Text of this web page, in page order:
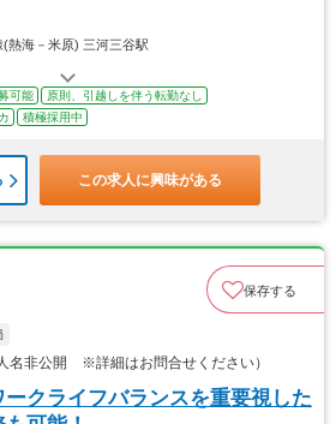
(熱海－米原) 三河三谷駅
可能
原則、引越しを伴う転勤なし
積極採用中
この求人に興味がある
保存する
名非公開 ※詳細はお問合せください）
ークライフバランスを重要視した